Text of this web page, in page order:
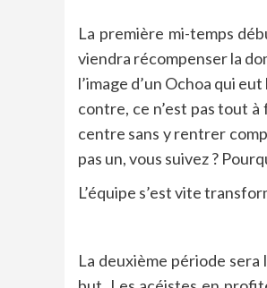
La première mi-temps
viendra récompenser la
l’image d’un Ochoa qui
contre, ce n’est pas tout
centre sans y rentrer
pas un, vous suivez ?
L’équipe s’est vite
La deuxième période